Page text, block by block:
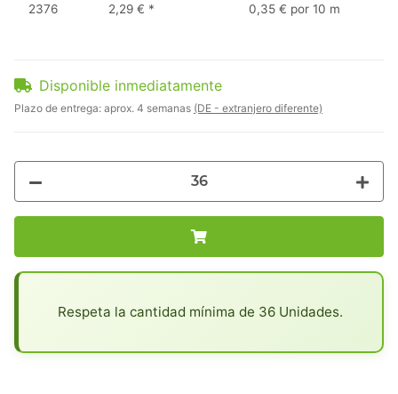
2376 2,29 € * 0,35 € por 10 m
Disponible inmediatamente
Plazo de entrega: aprox. 4 semanas (DE - extranjero diferente)
Respeta la cantidad mínima de 36 Unidades.